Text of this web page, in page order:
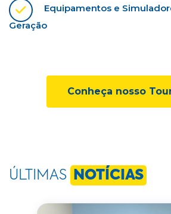
Equipamentos e
Geração
Conheça nosso
ÚLTIMAS NOTÍCIAS